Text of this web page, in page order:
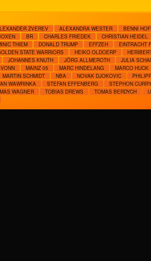
ZVEREV ALEXANDRA WESTER
BENNI
BR CHARLES FRIEDEK
CHRISTIAN HEIDEL
THIEM DONALD TRUMP EFFZEH
EINTRACHT
STATE WARRIORS HEIKO OLDOERP
JOHANNES KNUTH JÖRG ALLMEROTH
JULIA
MAINZ 05 MARC HINDELANG
MARCO HUCK
MARTIN SCHMIDT NBA NOVAK DJOKOVIC
WAWRINKA STEFAN EFFENBERG
STEPHON
WAGNER TOBIAS DREWS TOMAS BERDYCH